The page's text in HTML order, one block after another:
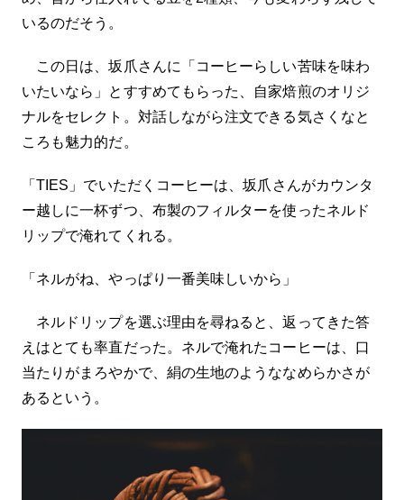
いるのだそう。
この日は、坂爪さんに「コーヒーらしい苦味を味わ
いたいなら」とすすめてもらった、自家焙煎のオリジ
ナルをセレクト。対話しながら注文できる気さくなと
ころも魅力的だ。
「TIES」でいただくコーヒーは、坂爪さんがカウンタ
ー越しに一杯ずつ、布製のフィルターを使ったネルド
リップで淹れてくれる。
「ネルがね、やっぱり一番美味しいから」
ネルドリップを選ぶ理由を尋ねると、返ってきた答
えはとても率直だった。ネルで淹れたコーヒーは、口
当たりがまろやかで、絹の生地のようななめらかさが
あるという。